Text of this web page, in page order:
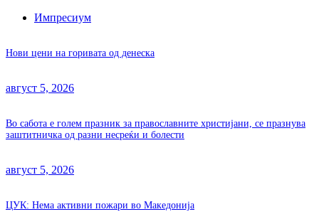
Импресиум
Нови цени на горивата од денеска
август 5, 2026
Во сабота е голем празник за православните христијани, се празнува
заштитничка од разни несреќи и болести
август 5, 2026
ЦУК: Нема активни пожари во Македонија